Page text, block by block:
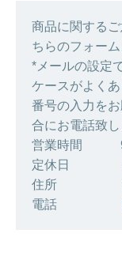
商品に関する
ちらのフォー
*メールの設定
ケースがよく
番号の入力を
合にお電話致し
営業時間
定休日 日曜
住所 福岡
電話